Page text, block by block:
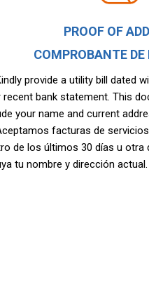
PROOF OF
COMPROBANTE
provide a utility bill dated
recent bank statement. This
your name and current
facturas de
de los últimos 30 días u otra
tu nombre y dirección actual.